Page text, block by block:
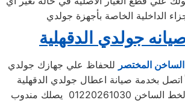
الداخلية الخاصة بأجهزة جولدي
جولدي الدقهلية
المختصر للحفاظ علي جهازك جولدي
اتصل بخدمة صيانة اعطال جولدي الدقهلية
الدقهلية علي الخط الساخن 01220261030 يصلك مندوب